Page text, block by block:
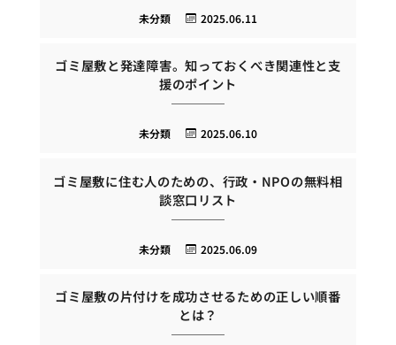
2025.06.11
未分類
ゴミ屋敷と発達障害。知っておくべき関連性と支
援のポイント
2025.06.10
未分類
ゴミ屋敷に住む人のための、行政・NPOの無料相
談窓口リスト
2025.06.09
未分類
ゴミ屋敷の片付けを成功させるための正しい順番
とは？